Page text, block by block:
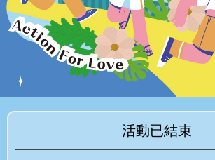
活動已結束